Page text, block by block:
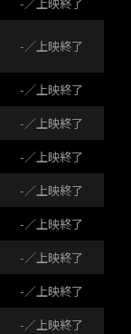
-／上映終了
-／上映終了
-／上映終了
-／上映終了
-／上映終了
-／上映終了
-／上映終了
-／上映終了
-／上映終了